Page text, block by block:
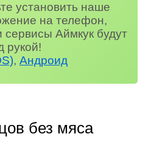
установить наше
на телефон,
сервисы Аймкук будут
рукой!
,Андроид
без мяса